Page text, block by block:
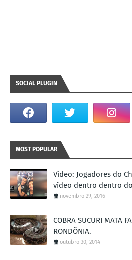
SOCIAL PLUGIN
MOST POPULAR
Vídeo: Jogadores do
vídeo dentro dentro
novembro 29, 2016
COBRA SUCURI MATA
RONDÔNIA.
outubro 30, 2014